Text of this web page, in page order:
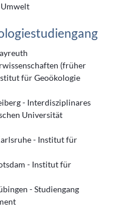
(früher
für Geoökologie
- Interdisziplinares
Universität
- Institut für
- Institut für
- Studiengang